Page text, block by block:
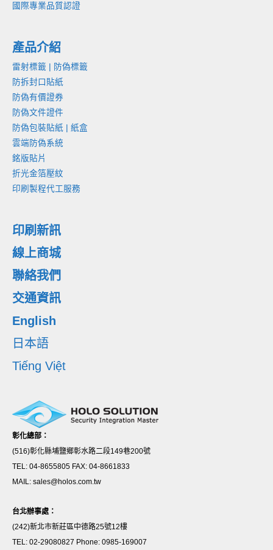
國際專業品質認證
產品介紹
雷射標籤 | 防偽標籤
防拆封口貼紙
防偽有價證券
防偽文件證件
防偽包裝貼紙 | 紙盒
雲端防偽系統
銘版貼片
折光金箔壓紋
印刷製程代工服務
印刷新訊
線上商城
聯絡我們
交通資訊
English
日本語
Tiếng Việt
彰化總部：
(516)彰化縣埔鹽鄉彰水路二段149巷200號
TEL: 04-8655805 FAX: 04-8661833
MAIL: sales@holos.com.tw
台北辦事處：
(242)新北市新莊區中德路25號12樓
TEL: 02-29080827 Phone: 0985-169007